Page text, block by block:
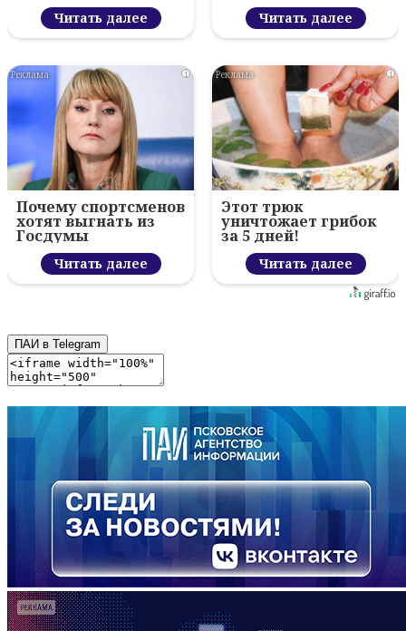
Читать далее Читать далее
i
Почему спортсменов
хотят выгнать из
Госдумы
Читать далее
i
Этот трюк
уничтожает грибок
за 5 дней!
Читать далее
ПАИ в Telegram